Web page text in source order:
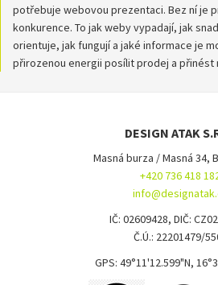
potřebuje webovou prezentaci. Bez ní je
konkurence. To jak weby vypadají, jak
orientuje, jak fungují a jaké informace je
přirozenou energii posílit prodej a přinést
DESIGN ATAK
Masná burza / Masná 34,
+420 736 418
IČ: 02609428, DIČ:
Č.Ú.: 22201479/
GPS: 49°11'12.599"N,